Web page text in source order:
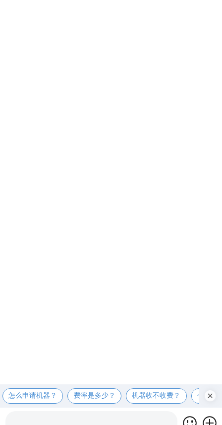
怎么申请机器？ 费率是多少？ 机器收不收费？ 个人可